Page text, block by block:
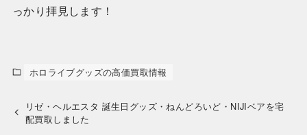
っかり拝見します！
ホロライブグッズの高価買取情報
リゼ・ヘルエスタ 誕生日グッズ・ねんどろいど・NIJIベアを宅
配買取しました